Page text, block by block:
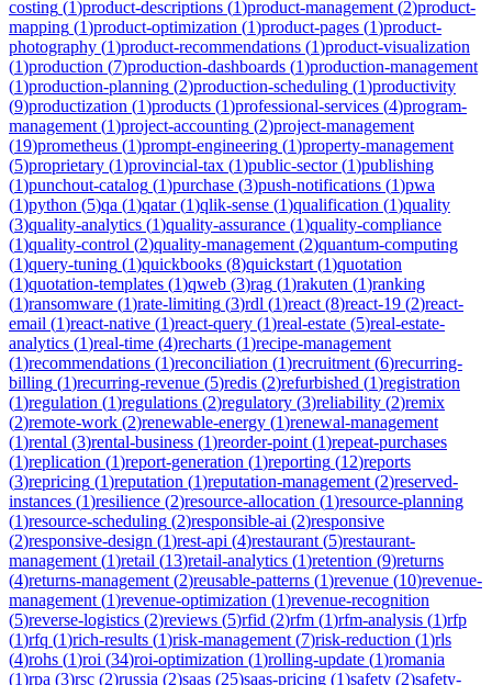
costing (1)product-descriptions (1)product-management (2)product-
mapping (1)product-optimization (1)product-pages (1)product-
photography (1)product-recommendations (1)product-visualization
(1)production (7)production-dashboards (1)production-management
(1)production-planning (2)production-scheduling (1)productivity
(9)productization (1)products (1)professional-services (4)program-
management (1)project-accounting (2)project-management
(19)prometheus (1)prompt-engineering (1)property-management
(5)proprietary (1)provincial-tax (1)public-sector(1)publishing
(1)punchout-catalog (1)purchase (3)push-notifications (1)pwa
(1)python (5)qa (1)qatar(1)qlik-sense (1)qualification (1)quality
(3)quality-analytics (1)quality-assurance (1)quality-compliance
(1)quality-control (2)quality-management (2)quantum-computing
(1)query-tuning (1)quickbooks (8)quickstart (1)quotation
(1)quotation-templates (1)qweb (3)rag (1)rakuten (1)ranking
(1)ransomware (1)rate-limiting (3)rdl (1)react (8)react-19 (2)react-
email (1)react-native (1)react-query (1)real-estate (5)real-estate-
analytics (1)real-time (4)recharts (1)recipe-management
(1)recommendations (1)reconciliation (1)recruitment (6)recurring-
billing (1)recurring-revenue (5)redis (2)refurbished (1)registration
(1)regulation (1)regulations (2)regulatory (3)reliability (2)remix
(2)remote-work (2)renewable-energy (1)renewal-management
(1)rental (3)rental-business (1)reorder-point (1)repeat-purchases
(1)replication (1)report-generation (1)reporting (12)reports
(3)repricing (1)reputation (1)reputation-management (2)reserved-
instances (1)resilience (2)resource-allocation (1)resource-planning
(1)resource-scheduling (2)responsible-ai (2)responsive
(2)responsive-design (1)rest-api (4)restaurant (5)restaurant-
management (1)retail (13)retail-analytics (1)retention (9)returns
(4)returns-management (2)reusable-patterns (1)revenue (10)revenue-
management (1)revenue-optimization (1)revenue-recognition
(5)reverse-logistics (2)reviews (5)rfid (2)rfm (1)rfm-analysis (1)rfp
(1)rfq (1)rich-results (1)risk-management (7)risk-reduction (1)rls
(4)rohs (1)roi (34)roi-optimization (1)rolling-update (1)romania
(1)rpa (3)rsc (2)russia (2)saas (25)saas-pricing (1)safety (2)safety-